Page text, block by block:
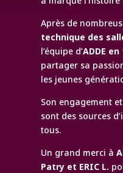
Après de
technique des
l’équipe d’ADDE en
partager sa
les jeunes
Son engagement
sont des sources
tous.
Un grand merci à
Patry et ERIC L.